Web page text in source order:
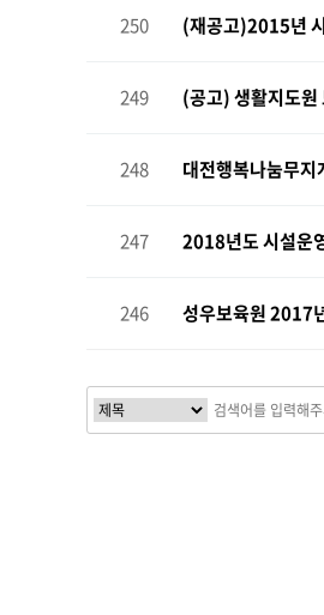
250 (재공고)2015년
249 (공고) 생활지도원
248 대전행복나눔무
247 2018년도 시설운
246 성우보육원 2017